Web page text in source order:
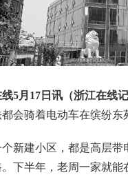
5月17日讯（浙江在线
会骑着电动车在缤纷东
建小区，都是高层带
。下半年，老周一家就